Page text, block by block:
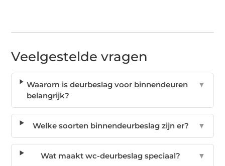
Veelgestelde vragen
Waarom is deurbeslag voor binnendeuren
belangrijk?
▼
Welke soorten binnendeurbeslag zijn er? ▼
Wat maakt wc-deurbeslag speciaal? ▼